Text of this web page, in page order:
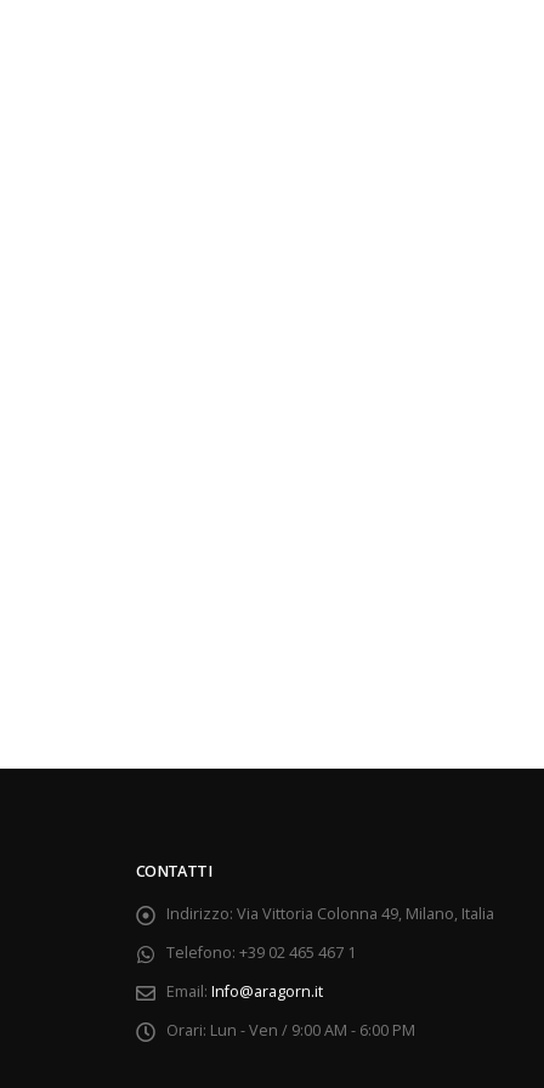
CONTATTI
Indirizzo: Via Vittoria Colonna 49, Milano, Italia
Telefono: +39 02 465 467 1
Email: Info@aragorn.it
Orari: Lun - Ven / 9:00 AM - 6:00 PM